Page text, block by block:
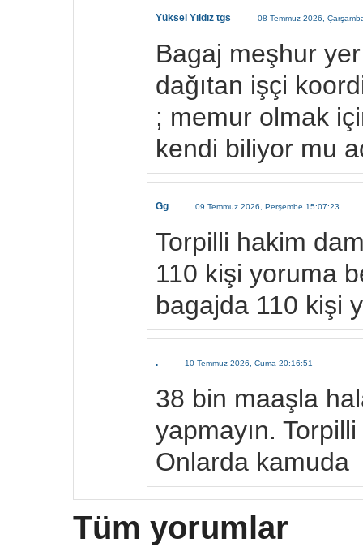
Yüksel Yıldız tgs 08 Temmuz 2026,
Bagaj meşhur
dağıtan işçi
; memur olmak
kendi biliyor mu
Gg 09 Temmuz 2026, Perşembe 15:07:23
Torpilli hakim
110 kişi yoruma
bagajda 110 kişi
. 10 Temmuz 2026, Cuma 20:16:51
38 bin maaşla
yapmayın.
Onlarda kamuda
Tüm yorumlar